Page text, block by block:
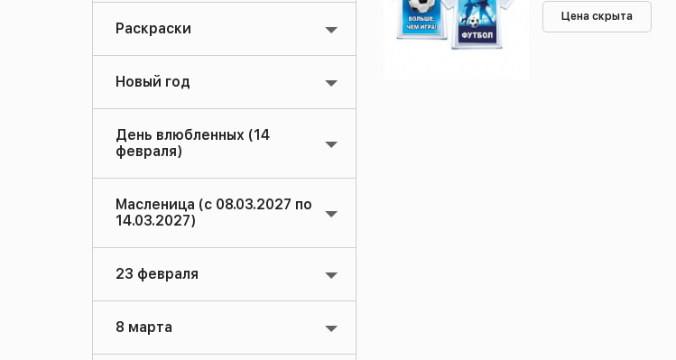
Раскраски
Новый год
День влюбленных (14
февраля)
Масленица (с 08.03.2027 по
14.03.2027)
23 февраля
8 марта
Цена скрыта